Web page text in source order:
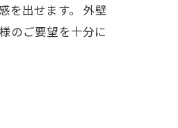
を出せます。 外壁
のご要望を十分に